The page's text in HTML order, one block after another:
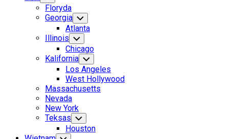
Child
Menu
Floryda
Georgia Toggle
Child
Menu
Atlanta
Illinois Toggle
Child
Menu
Chicago
Kalifornia Toggle
Child
Menu
Los Angeles
West Hollywood
Massachusetts
Nevada
New York
Teksas Toggle
Child
Menu
Houston